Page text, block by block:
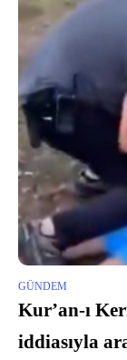
GÜNDEM
Kur’an-ı
iddiasıyla